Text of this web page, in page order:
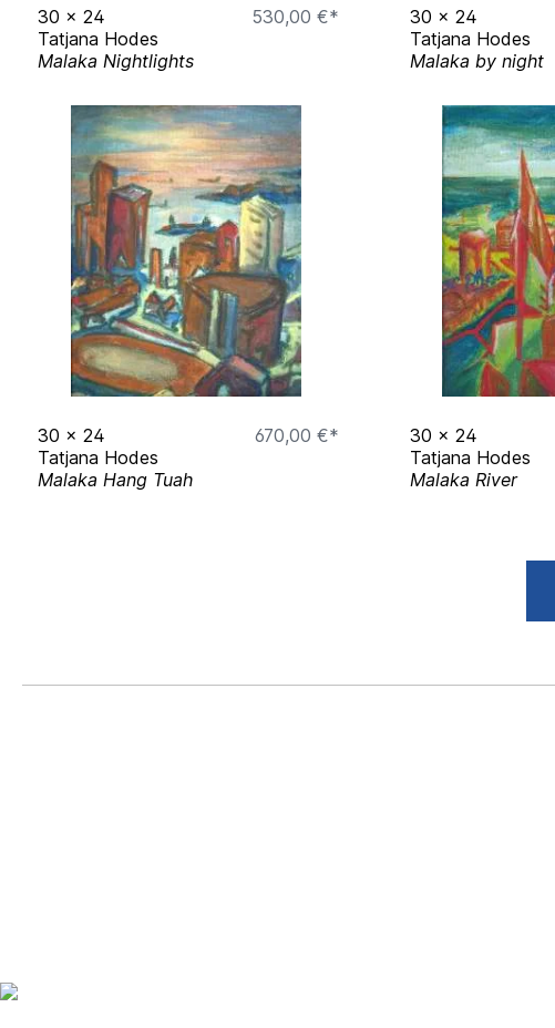
30 x 24
530,00 €*
Tatjana Hodes
Malaka Nightlights
30 x 24
Tatjana Hodes
Malaka by night
30 x 24
670,00 €*
Tatjana Hodes
Malaka Hang Tuah
30 x 24
Tatjana Hodes
Malaka River